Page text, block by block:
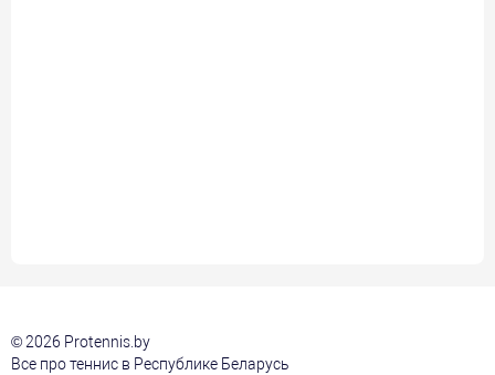
© 2026 Protennis.by
Все про теннис в Республике Беларусь